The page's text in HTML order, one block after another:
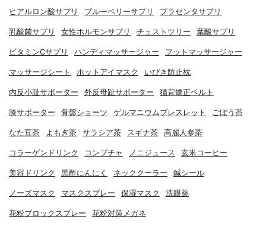
ヒアルロン酸サプリ ブルーベリーサプリ プラセンタサプリ
乳酸菌サプリ 女性ホルモンサプリ チェストツリー 葉酸サプリ
ビタミンCサプリ ハンディマッサージャー フットマッサージャー
マッサージシート ホットアイマスク いびき防止枕
内反小趾サポーター 外反母趾サポーター 猫背矯正ベルト
膝サポーター 骨盤ショーツ ゲルマニウムブレスレット ごぼう茶
なた豆茶 よもぎ茶 サラシア茶 スギナ茶 高麗人参茶
コラーゲンドリンク コンブチャ ノニジュース 玄米コーヒー
美容ドリンク 黒酢にんにく ネッククーラー 鍼シール
ノーズマスク マスクスプレー 保湿マスク 洗眼薬
花粉ブロックスプレー 花粉対策メガネ